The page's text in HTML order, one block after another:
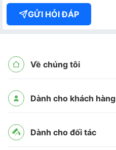
GỬI HỎI ĐÁP
Về chúng tôi
Dành cho khách hàng
Dành cho đối tác